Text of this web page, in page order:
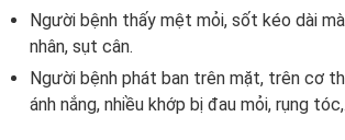
Người bệnh thấy mệt mỏi, sốt kéo dài
nhân, sụt cân.
Người bệnh phát ban trên mặt, trên cơ
ánh nắng, nhiều khớp bị đau mỏi, rụng